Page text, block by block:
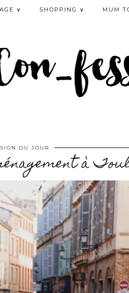
∨ SHOPPING ∨ MUM
DU JOUR
à